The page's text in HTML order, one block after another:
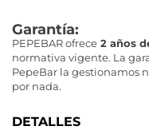
Garantía:
PEPEBAR ofrece 2 años
normativa vigente. La
PepeBar la gestionamos
por nada.
DETALLES